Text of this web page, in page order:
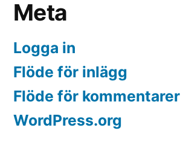
Meta
Logga in
Flöde för inlägg
Flöde för kommentarer
WordPress.org